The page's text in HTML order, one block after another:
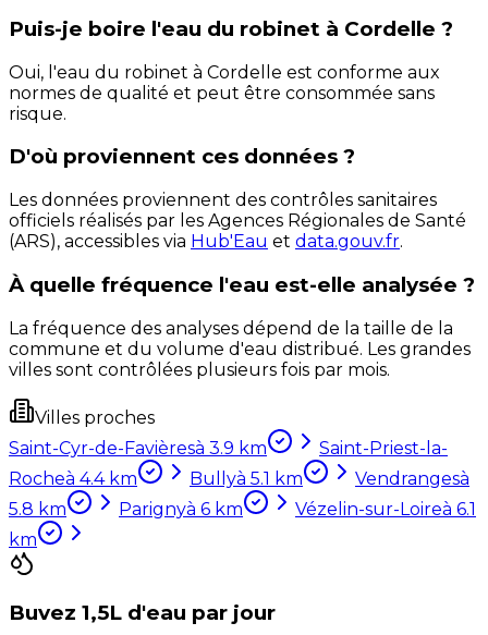
Puis-je boire l'eau du robinet à Cordelle ?
Oui, l'eau du robinet à Cordelle est conforme aux
normes de qualité et peut être consommée sans
risque.
D'où proviennent ces données ?
Les données proviennent des contrôles sanitaires
officiels réalisés par les Agences Régionales de Santé
(ARS), accessibles via Hub'Eau et data.gouv.fr.
À quelle fréquence l'eau est-elle analysée ?
La fréquence des analyses dépend de la taille de la
commune et du volume d'eau distribué. Les grandes
villes sont contrôlées plusieurs fois par mois.
Villes proches
Saint-Cyr-de-Favièresà 3.9 km
Saint-Priest-la-
Rocheà 4.4km Bullyà 5.1 km Vendrangesà
5.8 km Parignyà 6 km Vézelin-sur-Loireà 6.1
km
Buvez 1,5L d'eau par jour